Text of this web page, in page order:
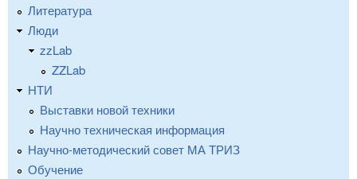
Литература
Люди
zzLab
ZZLab
НТИ
Выставки новой техники
Научно техническая информация
Научно-методический совет МА ТРИЗ
Обучение